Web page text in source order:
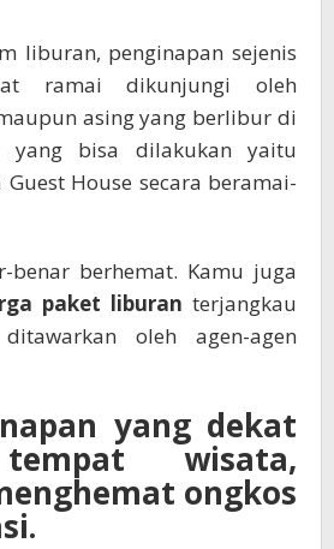
liburan, penginapan sejenis
ramai dikunjungi oleh
asing yang berlibur di
yang bisa dilakukan yaitu
Guest House secara beramai-
benar berhemat. Kamu juga
paket liburan terjangkau
oleh agen-agen
yang dekat
wisata,
ongkos